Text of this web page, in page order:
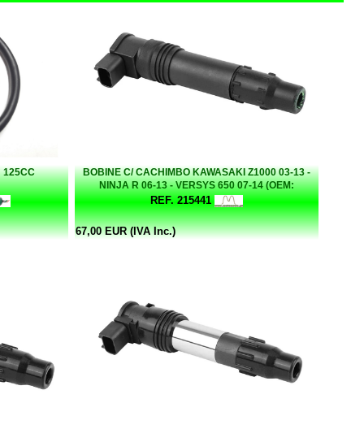
125CC
BOBINE C/ CACHIMBO KAWASAKI Z1000 03-13 -
NINJA R 06-13 - VERSYS 650 07-14 (OEM:
211710028 / 211711286)
REF. 215441
67,00 EUR (IVA Inc.)